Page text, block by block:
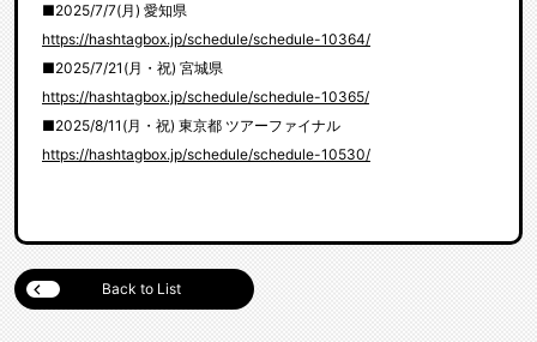
■2025/7/7(月) 愛知県
https://hashtagbox.jp/schedule/schedule-10364/
■2025/7/21(月・祝) 宮城県
https://hashtagbox.jp/schedule/schedule-10365/
■2025/8/11(月・祝) 東京都 ツアーファイナル
https://hashtagbox.jp/schedule/schedule-10530/
Back to List